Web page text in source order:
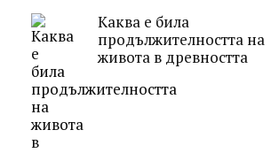
Каква е била
продължителността на
живота в древността